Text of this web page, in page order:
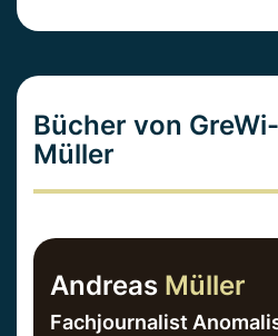
Bücher von
Müller
Andreas Müller
Fachjournalist